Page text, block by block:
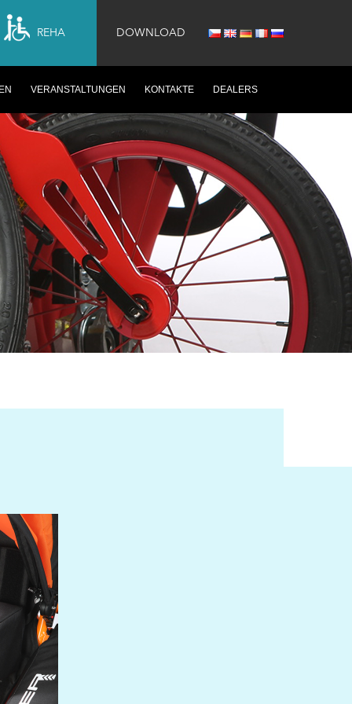
REHA DOWNLOAD
VERANSTALTUNGEN KONTAKTE DEALERS